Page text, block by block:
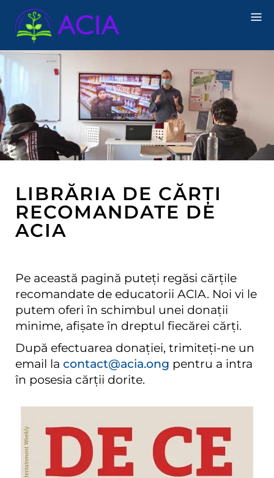
LIBRĂRIA DE CĂRȚI
RECOMANDATE DE
ACIA
Pe această pagină puteți regăsi cărțile
recomandate de educatorii ACIA. Noi vi le
putem oferi în schimbul unei donații
minime, afișate în dreptul fiecărei cărți.
După efectuarea donației, trimiteți-ne un
email la contact@acia.ong pentru a intra
în posesia cărții dorite.